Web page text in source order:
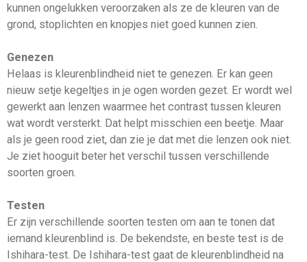
kunnen ongelukken veroorzaken als ze de kleuren van de
grond, stoplichten en knopjes niet goed kunnen zien.
Genezen
Helaas is kleurenblindheid niet te genezen. Er kan geen
nieuw setje kegeltjes in je ogen worden gezet. Er wordt wel
gewerkt aan lenzen waarmee het contrast tussen kleuren
wat wordt versterkt. Dat helpt misschien een beetje. Maar
als je geen rood ziet, dan zie je dat met die lenzen ook niet.
Je ziet hooguit beter het verschil tussen verschillende
soorten groen.
Testen
Er zijn verschillende soorten testen om aan te tonen dat
iemand kleurenblind is. De bekendste, en beste test is de
Ishihara-test. De Ishihara-test gaat de kleurenblindheid na